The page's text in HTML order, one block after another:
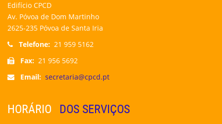
Edifício CPCD
Av. Póvoa de Dom Martinho
2625-235 Póvoa de Santa Iria
Telefone: 21 959 5162
Fax: 21 956 5692
Email: secretaria@cpcd.pt
HORÁRIO DOS SERVIÇOS